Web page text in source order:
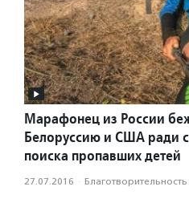
Марафонец из России
Белоруссию и США ради
поиска пропавших детей
27.07.2016 ·